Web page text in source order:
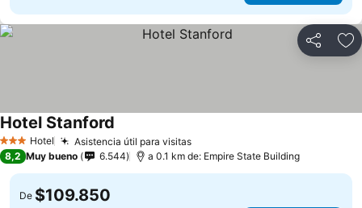
Compartir
3 Estrellas
Hotel Asistencia útil para visitas
Hotel Stanford
8,2 Muy bueno 6.544 a 0.1 km de: Empire State Building
De $109.850